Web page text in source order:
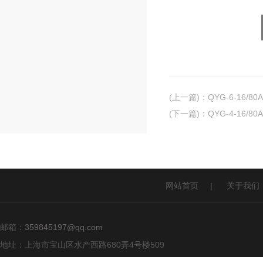
(上一篇) ： QYG-6-16/
(下一篇) ： QYG-4-16/
网站首页 | 关于我们
邮箱： 359845197@qq.com
地址：上海市宝山区水产西路680弄4号楼509